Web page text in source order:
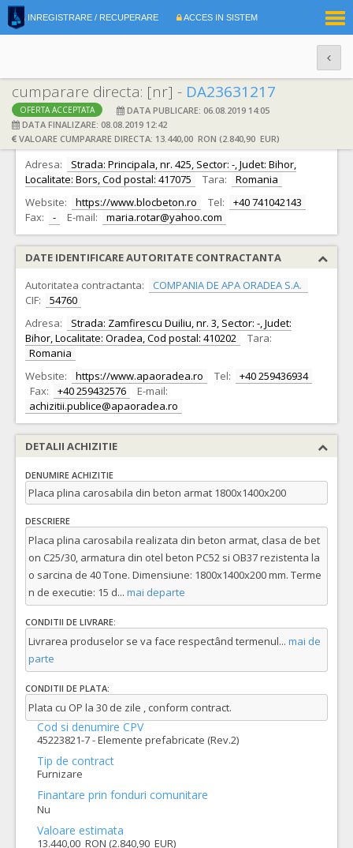
INREGISTRARE / RECUPERARE ACCES IN SISTEM
cumparare directa: [nr] - DA23631217
OFERTA ACCEPTATA
DATA PUBLICARE: 06.08.2019 14:05
DATA FINALIZARE: 08.08.2019 12:42
VALOARE CUMPARARE DIRECTA: 13.440,00 RON (2.840,90 EUR)
DATE IDENTIFICARE OFERTANT
Ofertant: S.C. BLOC BETON S.R.L. CIF: 27014342
Adresa:
Strada: Principala, nr. 425, Sector: -, Judet: Bihor,
Localitate: Bors, Cod postal: 417075
Tara:
Romania
Website:
https://www.blocbeton.ro Tel:
+40 741042143
Fax:
- E-mail: maria.rotar@yahoo.com
DATE IDENTIFICARE AUTORITATE CONTRACTANTA
Autoritatea contractanta:
COMPANIA DE APA ORADEA S.A.
CIF:
54760
Adresa:
Strada: Zamfirescu Duiliu, nr. 3, Sector: -, Judet:
Bihor, Localitate: Oradea, Cod postal: 410202
Tara:
Romania
Website:
https://www.apaoradea.ro Tel:
+40 259436934
Fax:
+40 259432576
E-mail:
achizitii.publice@apaoradea.ro
DETALII ACHIZITIE
DENUMIRE ACHIZITIE
Placa plina carosabila din beton armat 1800x1400x200
DESCRIERE
Placa plina carosabila realizata din beton armat, clasa de bet
on C25/30, armatura din otel beton PC52 si OB37 rezistenta la
o sarcina de 40 Tone. Dimensiune: 1800x1400x200 mm. Terme
n de executie: 15 d... mai departe
CONDITII DE LIVRARE:
Livrarea produselor se va face respectând termenul... mai de
parte
CONDITII DE PLATA:
Plata cu OP la 30 de zile , conform contract.
Cod si denumire CPV
45223821-7 - Elemente prefabricate (Rev.2)
Tip de contract
Furnizare
Finantare prin fonduri comunitare
Nu
Valoare estimata
13.440,00 RON (2.840,90 EUR)